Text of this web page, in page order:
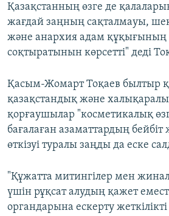
Қазақстанның өзге де
жағдай заңның сақталмауы,
және анархия адам құқығының
соқтыратынын көрсетті" деді
Қасым-Жомарт Тоқаев былтыр
қазақстандық және
қорғаушылар "косметикалық
бағалаған азаматтардың
өткізуі туралы заңды да еске
"Құжатта митингілер мен
үшін рұқсат алудың қажет
органдарына ескерту жеткілікті